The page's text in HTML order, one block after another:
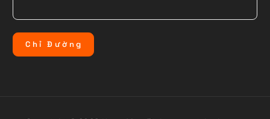
C hỉ Đ ườ ng